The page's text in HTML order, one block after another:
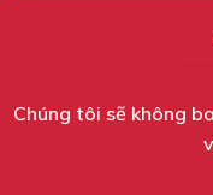
Chúng tôi sẽ không